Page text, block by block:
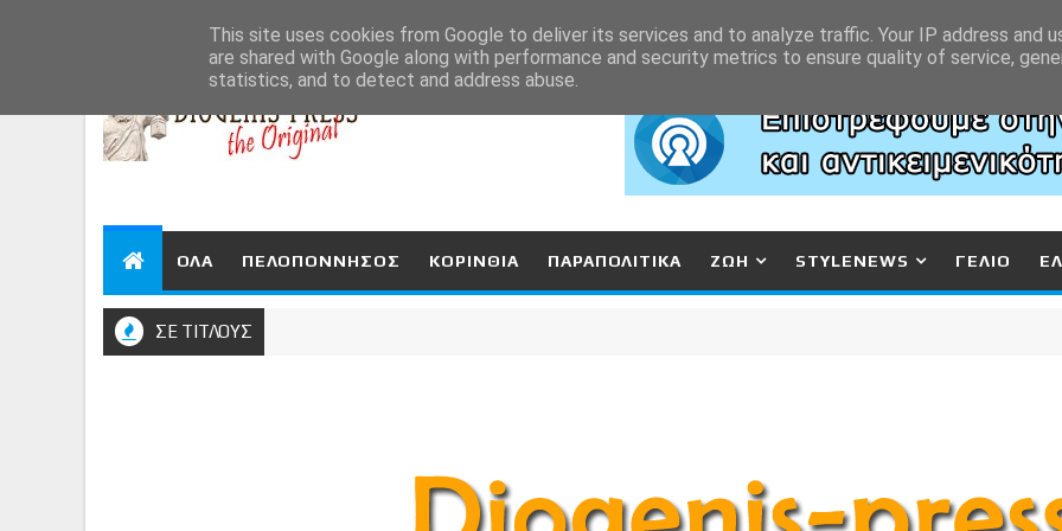
ΟΛΑ ΠΕΛΟΠΟΝΝΗΣΟΣ ΚΟΡΙΝΘΙΑ ΠΑΡΑΠΟΛΙΤΙΚΑ ΖΩΗ STYLENEWS ΓΕΛΙΟ
ΣΕ ΤΙΤΛΟΥΣ
This site uses cookies from Google to deliver its services and to analyze traffic. Your IP address and
are shared with Google along with performance and security metrics to ensure quality of service,
statistics, and to detect and address abuse.